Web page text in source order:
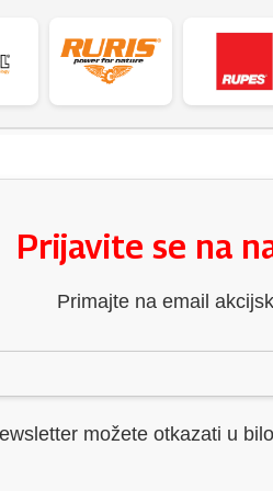
Prijavite se na
Primajte na email
možete otkazati u